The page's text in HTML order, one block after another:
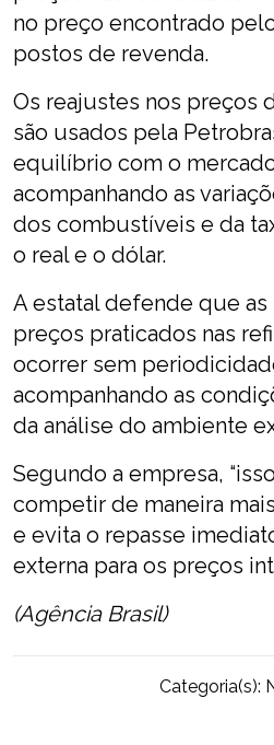
no preço encontrado
postos de revenda.
Os reajustes nos preços
são usados pela
equilíbrio com o
acompanhando as
dos combustíveis e da
o real e o dólar.
A estatal defende que as
preços praticados nas
ocorrer sem
acompanhando as
da análise do ambiente
Segundo a empresa,
competir de maneira
e evita o repasse
externa para os preços
(Agência Brasil)
Categoria(s):